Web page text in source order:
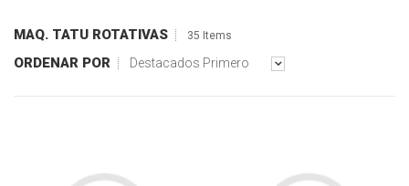
MAQ. TATU ROTATIVAS 35 Items
ORDENAR POR Destacados Primero